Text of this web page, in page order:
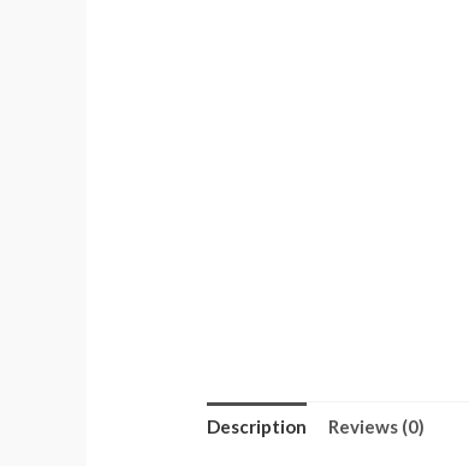
Description Reviews (0)